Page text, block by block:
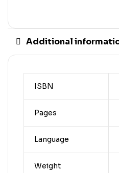
Additional
ISBN
Pages
Language
Weight